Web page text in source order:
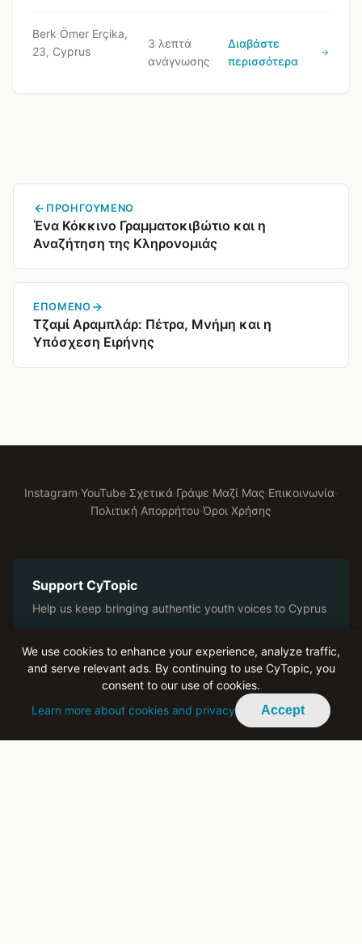
ανάλογα με εσωτερικές και εξωτερικές
δυναμικές.
Berk Ömer Erçika,
23, Cyprus
3 λεπτά
ανάγνωσης
Διαβάστε
περισσότερα
ΠΡΟΗΓΟΎΜΕΝΟ
Ένα Κόκκινο Γραμματοκιβώτιο και η
Αναζήτηση της Κληρονομιάς
ΕΠΌΜΕΝΟ
Τζαμί Αραμπλάρ: Πέτρα, Μνήμη και η
Υπόσχεση Ειρήνης
Instagram·YouTube·Σχετικά·Γράψε Μαζί Μας·Επικοινωνία·
Πολιτική Απορρήτου·Όροι Χρήσης
Support CyTopic
Help us keep bringing authentic youth voices to Cyprus
Become a Patron on Patreon
Reach engaged youth across Cyprus and the diaspora
We use cookies to enhance your experience, analyze traffic,
and serve relevant ads. By continuing to use CyTopic, you
consent to our use of cookies.
Learn more about cookies and privacy
Accept